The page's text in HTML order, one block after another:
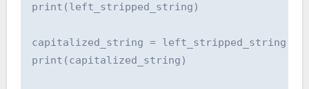
print(left_stripped_string)
capitalized_string =
print(capitalized_string)